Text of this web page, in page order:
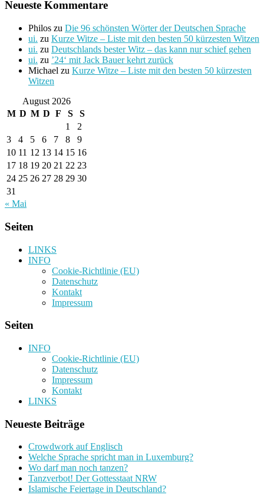
Neueste Kommentare
Philos zu Die 96 schönsten Wörter der Deutschen Sprache
ui. zu Kurze Witze – Liste mit den besten 50 kürzesten Witzen
ui. zu Deutschlands bester Witz – das kann nur schief gehen
ui. zu ’24‘ mit Jack Bauer kehrt zurück
Michael zu Kurze Witze – Liste mit den besten 50 kürzesten
Witzen
August 2026
M D M D F S
S
1
2
3
4 5 6 7 8
9
10 11 12 13 14 15 16
17 18 19 20 21 22 23
24 25 26 27 28 29 30
31
« Mai
Seiten
LINKS
INFO
Cookie-Richtlinie (EU)
Datenschutz
Kontakt
Impressum
Seiten
INFO
Cookie-Richtlinie (EU)
Datenschutz
Impressum
Kontakt
LINKS
Neueste Beiträge
Crowdwork auf Englisch
Welche Sprache spricht man in Luxemburg?
Wo darf man noch tanzen?
Tanzverbot! Der Gottesstaat NRW
Islamische Feiertage in Deutschland?